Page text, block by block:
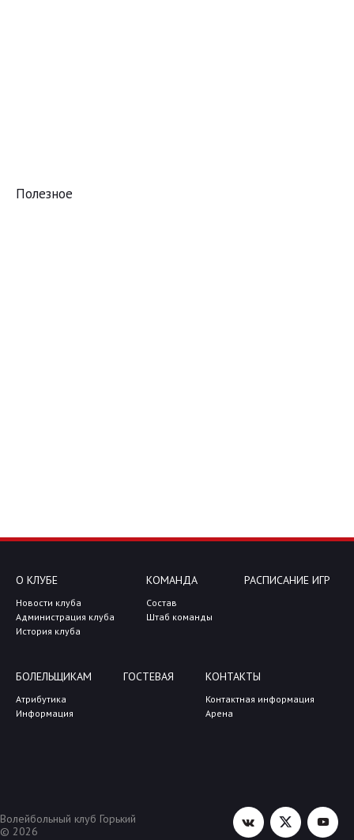
Полезное
О КЛУБЕ
Новости клуба
Администрация клуба
История клуба
КОМАНДА
Состав
Штаб команды
РАСПИСАНИЕ ИГР
БОЛЕЛЬЩИКАМ
Атрибутика
Информация
ГОСТЕВАЯ КОНТАКТЫ
Контактная информация
Арена
Волейбольный клуб Горький
© 2026